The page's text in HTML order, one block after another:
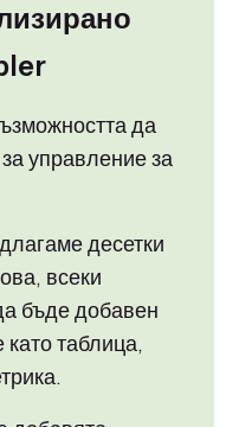
да
управление за
десетки
всеки
бъде добавен
таблица,